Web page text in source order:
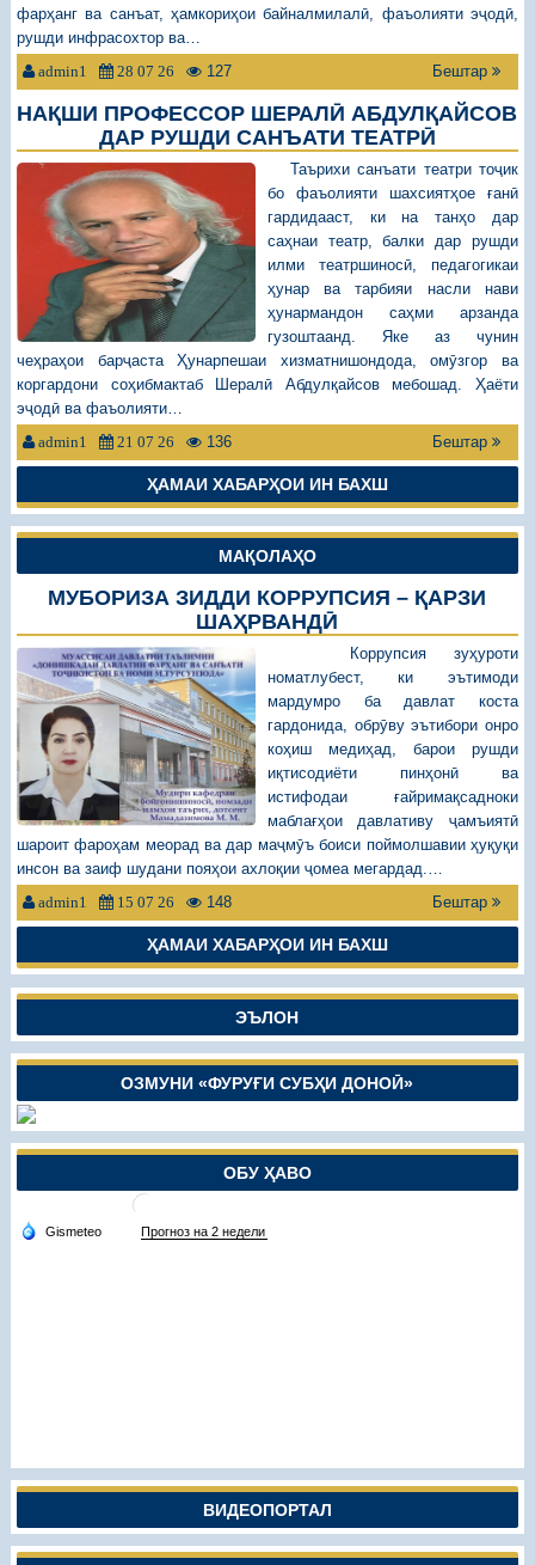
фарҳанг ва санъат, ҳамкориҳои байналмилалӣ, фаъолияти эҷодӣ,
рушди инфрасохтор ва…
admin1 28 07 26 127 Бештар
НАҚШИ ПРОФЕССОР ШЕРАЛӢ АБДУЛҚАЙСОВ
ДАР РУШДИ САНЪАТИ ТЕАТРӢ
Таърихи санъати театри тоҷик
бо фаъолияти шахсиятҳое ғанӣ
гардидааст, ки на танҳо дар
саҳнаи театр, балки дар рушди
илми театршиносӣ, педагогикаи
ҳунар ва тарбияи насли нави
ҳунармандон саҳми арзанда
гузоштаанд. Яке аз чунин
чеҳраҳои барҷаста Ҳунарпешаи хизматнишондода, омӯзгор ва
коргардони соҳибмактаб Шералӣ Абдулқайсов мебошад. Ҳаёти
эҷодӣ ва фаъолияти…
admin1 21 07 26 136 Бештар
ҲАМАИ ХАБАРҲОИ ИН БАХШ
МАҚОЛАҲО
МУБОРИЗА ЗИДДИ КОРРУПСИЯ – ҚАРЗИ
ШАҲРВАНДӢ
Коррупсия зуҳуроти
номатлубест, ки эътимоди
мардумро ба давлат коста
гардонида, обрӯву эътибори онро
коҳиш медиҳад, барои рушди
иқтисодиёти пинҳонӣ ва
истифодаи ғайримақсадноки
маблағҳои давлативу ҷамъиятӣ
шароит фароҳам меорад ва дар маҷмӯъ боиси поймолшавии ҳуқуқи
инсон ва заиф шудани пояҳои ахлоқии ҷомеа мегардад.…
admin1 15 07 26 148 Бештар
ҲАМАИ ХАБАРҲОИ ИН БАХШ
ЭЪЛОН
ОЗМУНИ «ФУРУҒИ СУБҲИ ДОНОӢ»
ОБУ ҲАВО
ВИДЕОПОРТАЛ